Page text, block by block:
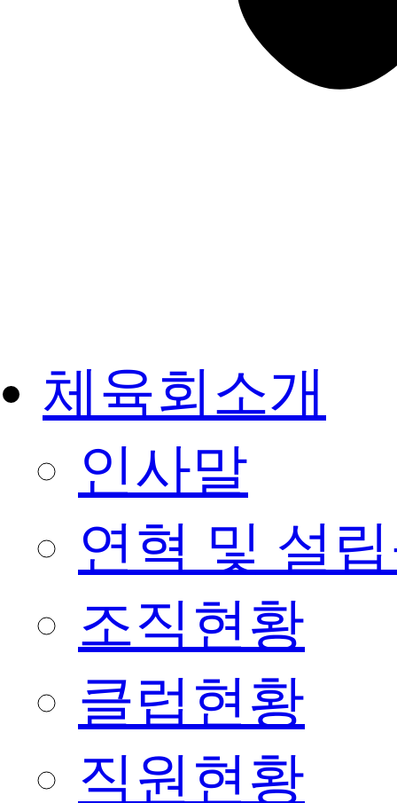
체육회소개
인사말
연혁 및 설
조직현황
클럽현황
직원현황